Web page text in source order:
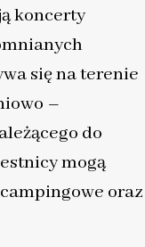
koncerty
się na terenie
–
do
mogą
oraz